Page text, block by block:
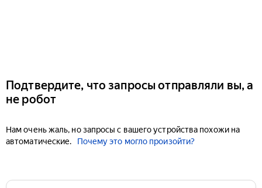
Подтвердите, что запросы отправляли вы, а
не робот
Нам очень жаль, но запросы с вашего устройства похожи на
автоматические.
Почему это могло произойти?